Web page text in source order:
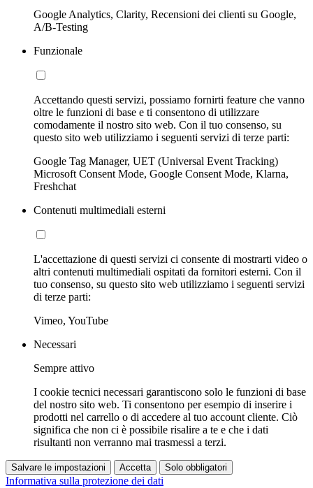
Google Analytics, Clarity, Recensioni dei clienti su Google,
A/B-Testing
Funzionale
Accettando questi servizi, possiamo fornirti feature che vanno
oltre le funzioni di base e ti consentono di utilizzare
comodamente il nostro sito web. Con il tuo consenso, su
questo sito web utilizziamo i seguenti servizi di terze parti:
Google Tag Manager, UET (Universal Event Tracking)
Microsoft Consent Mode, Google Consent Mode, Klarna,
Freshchat
Contenuti multimediali esterni
L'accettazione di questi servizi ci consente di mostrarti video o
altri contenuti multimediali ospitati da fornitori esterni. Con il
tuo consenso, su questo sito web utilizziamo i seguenti servizi
di terze parti:
Vimeo, YouTube
Necessari
Sempre attivo
I cookie tecnici necessari garantiscono solo le funzioni di base
del nostro sito web. Ti consentono per esempio di inserire i
prodotti nel carrello o di accedere al tuo account cliente. Ciò
significa che non ci è possibile risalire a te e che i dati
risultanti non verranno mai trasmessi a terzi.
Salvare le impostazioni Accetta Solo obbligatori
Informativa sulla protezione dei dati